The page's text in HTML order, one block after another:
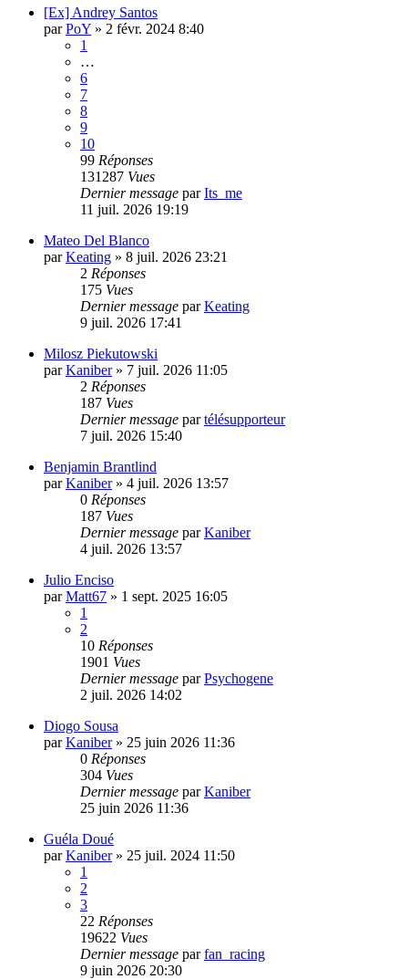
[Ex] Andrey Santos
parPoY » 2 févr. 2024 8:40
1
…
6
7
8
9
10
99 Réponses
131287 Vues
Dernier message parIts_me
11 juil. 2026 19:19
Mateo Del Blanco
parKeating » 8 juil. 2026 23:21
2 Réponses
175 Vues
Dernier message parKeating
9 juil. 2026 17:41
Milosz Piekutowski
parKaniber» 7 juil. 2026 11:05
2 Réponses
187 Vues
Dernier message partélésupporteur
7 juil. 2026 15:40
Benjamin Brantlind
parKaniber» 4 juil. 2026 13:57
0 Réponses
187 Vues
Dernier message parKaniber
4 juil. 2026 13:57
Julio Enciso
parMatt67 » 1 sept. 2025 16:05
1
2
10 Réponses
1901 Vues
Dernier message parPsychogene
2 juil. 2026 14:02
Diogo Sousa
parKaniber» 25 juin 2026 11:36
0 Réponses
304 Vues
Dernier message parKaniber
25 juin 2026 11:36
Guéla Doué
parKaniber» 25 juil. 2024 11:50
1
2
3
22 Réponses
19622 Vues
Dernier message parfan_racing
9 juin 2026 20:30